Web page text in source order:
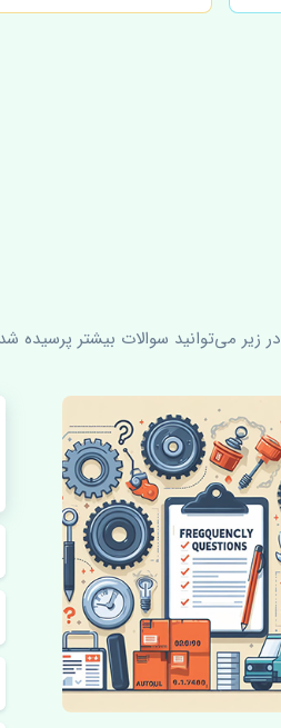
در زیر می‌توانید سوالات بیشتر پرسیده